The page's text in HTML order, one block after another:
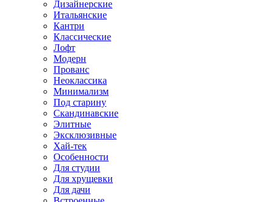
Дизайнерские
Итальянские
Кантри
Классические
Лофт
Модерн
Прованс
Неоклассика
Минимализм
Под старину
Скандинавские
Элитные
Эксклюзивные
Хай-тек
Особенности
Для студии
Для хрущевки
Для дачи